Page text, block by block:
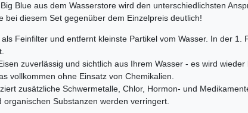
Blue aus dem Wasserstore wird den unterschiedlichsten
bei diesem Set gegenüber dem Einzelpreis deutlich!
Feinfilter und entfernt kleinste Partikel vom Wasser. In der
zuverlässig und sichtlich aus Ihrem Wasser - es wird
vollkommen ohne Einsatz von Chemikalien.
zusätzliche Schwermetalle, Chlor, Hormon- und
organischen Substanzen werden verringert.